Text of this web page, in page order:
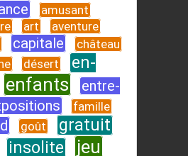
amusant
art
aventure
capitale
château
désert
en-
enfants
entre-
famille
goût gratuit
insolite jeu